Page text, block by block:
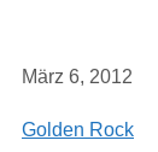
März 6, 2012
Golden Rock